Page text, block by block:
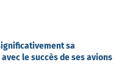
sa
le succès de ses avions